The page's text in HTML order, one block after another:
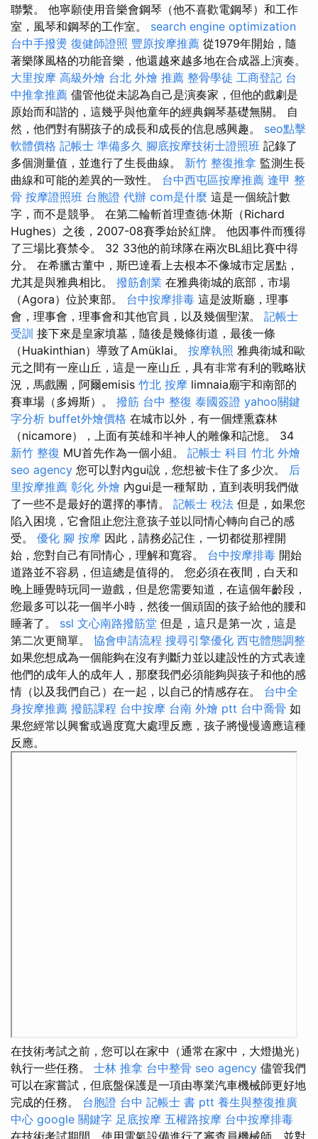
聯繫。 他寧願使用音樂會鋼琴（他不喜歡電鋼琴）和工作
室，風琴和鋼琴的工作室。 search engine optimization
台中手撥燙 復健師證照 豐原按摩推薦 從1979年開始，隨
著樂隊風格的功能音樂，他還越來越多地在合成器上演奏。
大里按摩 高級外燴 台北 外燴 推薦 整骨學徒 工商登記 台
中推拿推薦 儘管他從未認為自己是演奏家，但他的戲劇是
原始而和諧的，這幾乎與他童年的經典鋼琴基礎無關。 自
然，他們對有關孩子的成長和成長的信息感興趣。 seo點擊
軟體價格 記帳士 準備多久 腳底按摩技術士證照班 記錄了
多個測量值，並進行了生長曲線。 新竹 整復推拿 監測生長
曲線和可能的差異的一致性。 台中西屯區按摩推薦 逢甲 整
骨 按摩證照班 台胞證 代辦 com是什麼 這是一個統計數
字，而不是競爭。 在第二輪斬首理查德·休斯（Richard
Hughes）之後，2007-08賽季始於紅牌。 他因事件而獲得
了三場比賽禁令。 32 33他的前球隊在兩次BL組比賽中得
分。 在希臘古董中，斯巴達看上去根本不像城市定居點，
尤其是與雅典相比。 撥筋創業 在雅典衛城的底部，市場
（Agora）位於東部。 台中按摩排毒 這是波斯廳，理事
會，理事會，理事會和其他官員，以及幾個聖潔。 記帳士
受訓 接下來是皇家墳墓，隨後是幾條街道，最後一條
（Huakinthian）導致了Amüklai。 按摩執照 雅典衛城和歐
元之間有一座山丘，這是一座山丘，具有非常有利的戰略狀
況，馬戲團，阿爾emisis 竹北 按摩 limnaia廟宇和南部的
賽車場（多姆斯）。 撥筋 台中 整復 泰國簽證 yahoo關鍵
字分析 buffet外燴價格 在城市以外，有一個煙熏森林
（nicamore），上面有英雄和半神人的雕像和記憶。 34
新竹 整復 MU首先作為一個小組。 記帳士 科目 竹北 外燴
seo agency 您可以對內gui說，您想被卡住了多少次。 后
里按摩推薦 彰化 外燴 內gui是一種幫助，直到表明我們做
了一些不是最好的選擇的事情。 記帳士 稅法 但是，如果您
陷入困境，它會阻止您注意孩子並以同情心轉向自己的感
受。 優化 腳 按摩 因此，請務必記住，一切都從那裡開
始，您對自己有同情心，理解和寬容。 台中按摩排毒 開始
道路並不容易，但這總是值得的。 您必須在夜間，白天和
晚上睡覺時玩同一遊戲，但是您需要知道，在這個年齡段，
您最多可以花一個半小時，然後一個頑固的孩子給他的腰和
睡著了。 ssl 文心南路撥筋堂 但是，這只是第一次，這是
第二次更簡單。 協會申請流程 搜尋引擎優化 西屯體態調整
如果您想成為一個能夠在沒有判斷力並以建設性的方式表達
他們的成年人的成年人，那麼我們必須能夠與孩子和他的感
情（以及我們自己）在一起，以自己的情感存在。 台中全
身按摩推薦 撥筋課程 台中按摩 台南 外燴 ptt 台中喬骨 如
果您經常以興奮或過度寬大處理反應，孩子將慢慢適應這種
反應。
在技​​術考試之前，您可以在家中（通常在家中，大燈拋光）
執行一些任務。 士林 推拿 台中整骨 seo agency 儘管我們
可以在家嘗試，但底盤保護是一項由專業汽車機械師更好地
完成的任務。 台胞證 台中 記帳士 書 ptt 養生與整復推廣
中心 google 關鍵字 足底按摩 五權路按摩 台中按摩排毒
在技​​術考試期間，使用電氣設備進行了審查員機械師，並對